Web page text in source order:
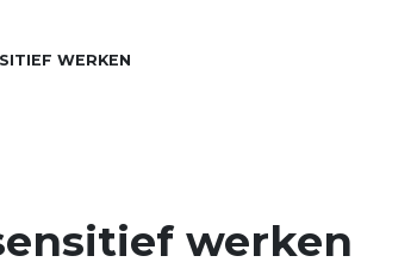
WERKEN
werken